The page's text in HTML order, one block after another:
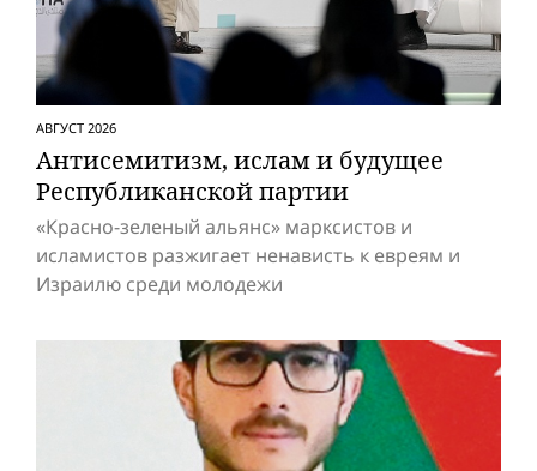
АВГУСТ 2026
Антисемитизм, ислам и будущее
Респуб­ликанской партии
«Красно-зеленый альянс» марксистов и
исламистов разжигает ненависть к евреям и
Израилю среди молодежи